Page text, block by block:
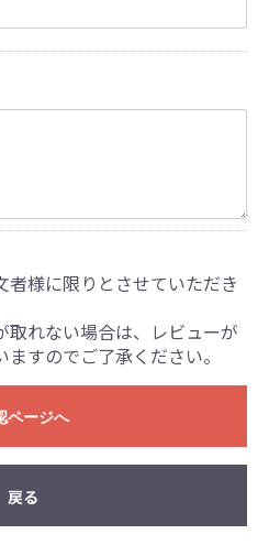
様に限りとさせていただき
れない場合は、レビューが
すのでご了承ください。
ページへ
戻る